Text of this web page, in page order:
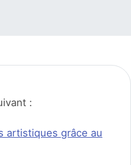
:
artistiques grâce au